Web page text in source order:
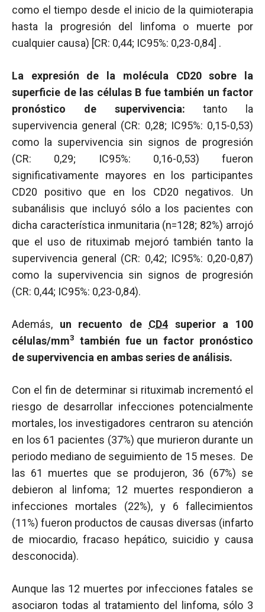
como el tiempo desde el inicio de la quimioterapia
hasta la progresión del linfoma o muerte por
cualquier causa) [CR: 0,44; IC95%: 0,23-0,84] .
La expresión de la molécula CD20 sobre la
superficie de las células B fue también un factor
pronóstico de supervivencia: tanto la
supervivencia general (CR: 0,28; IC95%: 0,15-0,53)
como la supervivencia sin signos de progresión
(CR: 0,29; IC95%: 0,16-0,53) fueron
significativamente mayores en los participantes
CD20 positivo que en los CD20 negativos. Un
subanálisis que incluyó sólo a los pacientes con
dicha característica inmunitaria (n=128; 82%) arrojó
que el uso de rituximab mejoró también tanto la
supervivencia general (CR: 0,42; IC95%: 0,20-0,87)
como la supervivencia sin signos de progresión
(CR: 0,44; IC95%: 0,23-0,84).
Además, un recuento de CD4 superior a 100
células/mm3
también fue un factor pronóstico
de supervivencia en ambas series de análisis.
Con el fin de determinar si rituximab incrementó el
riesgo de desarrollar infecciones potencialmente
mortales, los investigadores centraron su atención
en los 61 pacientes (37%) que murieron durante un
periodo mediano de seguimiento de 15 meses. De
las 61 muertes que se produjeron, 36 (67%) se
debieron al linfoma; 12 muertes respondieron a
infecciones mortales (22%), y 6 fallecimientos
(11%) fueron productos de causas diversas (infarto
de miocardio, fracaso hepático, suicidio y causa
desconocida).
Aunque las 12 muertes por infecciones fatales se
asociaron todas al tratamiento del linfoma, sólo 3